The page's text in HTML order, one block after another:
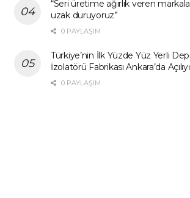
“Seri üretime ağırlık veren
uzak duruyoruz”
0 PAYLAŞIM
Türkiye’nin İlk Yüzde Yüz Yerli
İzolatörü Fabrikası Ankara’da
0 PAYLAŞIM